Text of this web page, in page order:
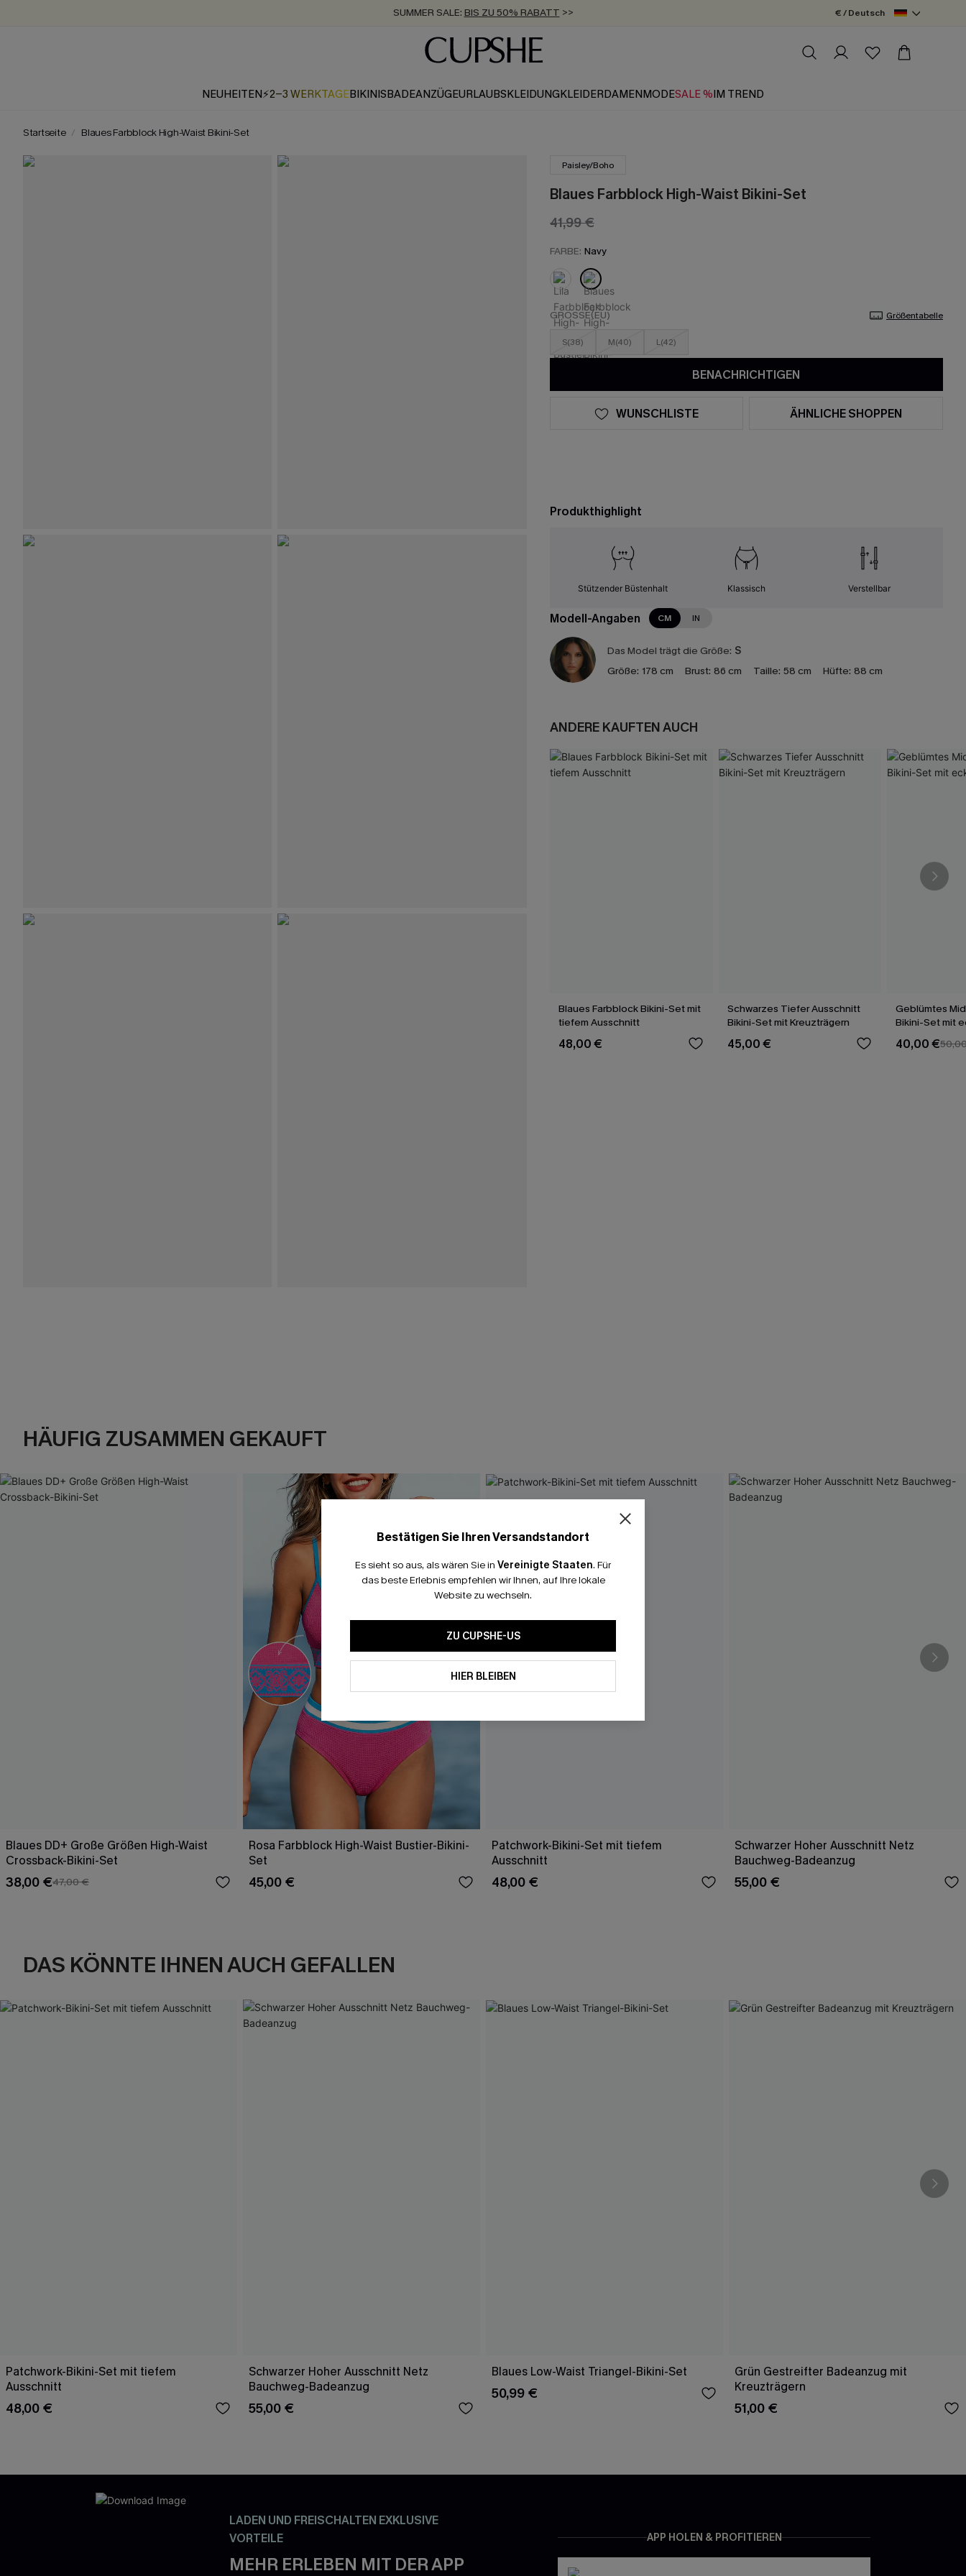
SUMMER SALE: BIS ZU 50% RABATT >>
ZUM NEWSLETTER:BIS ZU -20% EXTRA ERHALTEN
KOSTENLOSER VERSAND AB 89 €
€ / Deutsch
NEUHEITEN⚡2-3 WERKTAGEBIKINISBADEANZÜGEURLAUBSKLEIDUNGKLEIDERDAMENMODESALE %IM TREND
Startseite Blaues Farbblock High-Waist Bikini-Set
Paisley/Boho
Blaues Farbblock High-Waist Bikini-Set
41,99 €
FARBE: Navy
GRÖSSE(EU) Größentabelle
S(38) M(40) L(42)
BENACHRICHTIGEN
WUNSCHLISTE ÄHNLICHE SHOPPEN
Produkthighlight
Stützender Büstenhalt Klassisch Verstellbar
Modell-Angaben CM IN
Das Model trägt die Größe: S
Größe: 178 cm Brust: 86 cm Taille: 58 cm Hüfte: 88 cm
ANDERE KAUFTEN AUCH
Blaues Farbblock Bikini-Set mit
tiefem Ausschnitt
48,00 €
Schwarzes Tiefer Ausschnitt
Bikini-Set mit Kreuzträgern
45,00 €
Geblümtes
Bikini-Set mit
Ausschnitt
40,00 €
HÄUFIG ZUSAMMEN GEKAUFT
Blaues DD+ Große Größen High-Waist
Crossback-Bikini-Set
38,00 €47,00 €
Rosa Farbblock High-Waist Bustier-Bikini-
Set
45,00 €
Patchwork-Bikini-Set mit tiefem
Ausschnitt
48,00 €
Schwarzer Hoher Ausschnitt Netz
Bauchweg-Badeanzug
55,00 €
DAS KÖNNTE IHNEN AUCH GEFALLEN
Patchwork-Bikini-Set mit tiefem
Ausschnitt
48,00 €
Schwarzer Hoher Ausschnitt Netz
Bauchweg-Badeanzug
55,00 €
Blaues Low-Waist Triangel-Bikini-Set
50,99 €
Grün Gestreifter Badeanzug mit
Kreuzträgern
51,00 €
LADEN UND FREISCHALTEN EXKLUSIVE
VORTEILE
MEHR ERLEBEN MIT DER APP
APP HOLEN & PROFITIEREN
Bestätigen Sie Ihren Versandstandort
Es sieht so aus, als wären Sie in Vereinigte Staaten. Für
das beste Erlebnis empfehlen wir Ihnen, auf Ihre lokale
Website zu wechseln.
ZU CUPSHE-US
HIER BLEIBEN